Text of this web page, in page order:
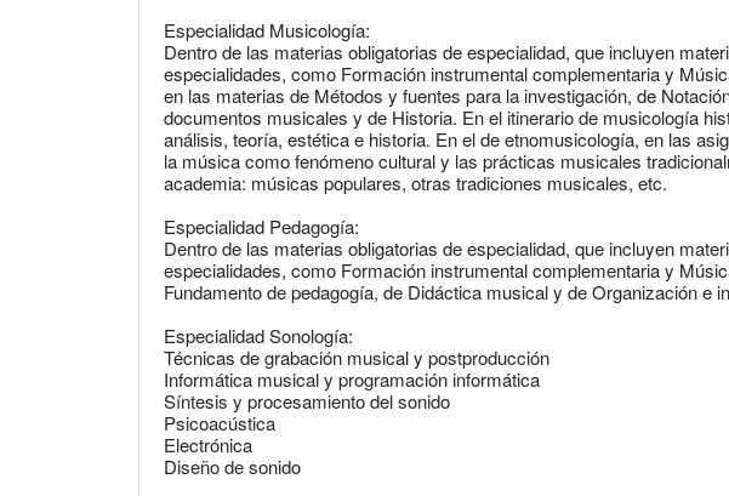
Especialidad Musicología:
Dentro de las materias obligatorias de especialidad, que incluyen
especialidades, como Formación instrumental complementaria y
en las materias de Métodos y fuentes para la investigación, de
documentos musicales y de Historia. En el itinerario de musicología
análisis, teoría, estética e historia. En el de etnomusicología, en las
la música como fenómeno cultural y las prácticas musicales
academia: músicas populares, otras tradiciones musicales, etc.
Especialidad Pedagogía:
Dentro de las materias obligatorias de especialidad, que incluyen
especialidades, como Formación instrumental complementaria y
Fundamento de pedagogía, de Didáctica musical y de Organización e
Especialidad Sonología:
Técnicas de grabación musical y postproducción
Informática musical y programación informática
Síntesis y procesamiento del sonido
Psicoacústica
Electrónica
Diseño de sonido